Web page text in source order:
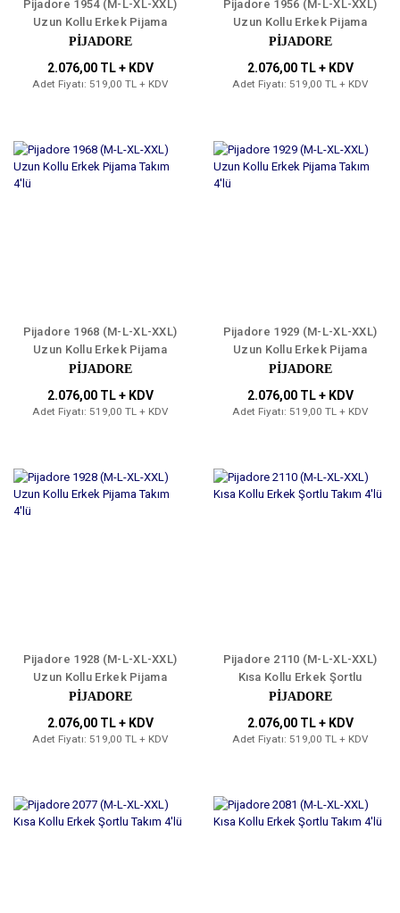
Pijadore 1954 (M-L-XL-XXL)
Uzun Kollu Erkek Pijama
Takım 4'lü
PİJADORE
2.076,00 TL + KDV
Adet Fiyatı: 519,00 TL + KDV
Pijadore 1956 (M-L-XL-XXL)
Uzun Kollu Erkek Pijama
Takım 4'lü
PİJADORE
2.076,00 TL + KDV
Adet Fiyatı: 519,00 TL + KDV
Pijadore 1968 (M-L-XL-XXL)
Uzun Kollu Erkek Pijama
Takım 4'lü
PİJADORE
2.076,00 TL + KDV
Adet Fiyatı: 519,00 TL + KDV
Pijadore 1929 (M-L-XL-XXL)
Uzun Kollu Erkek Pijama
Takım 4'lü
PİJADORE
2.076,00 TL + KDV
Adet Fiyatı: 519,00 TL + KDV
Pijadore 1928 (M-L-XL-XXL)
Uzun Kollu Erkek Pijama
Takım 4'lü
PİJADORE
2.076,00 TL + KDV
Adet Fiyatı: 519,00 TL + KDV
Pijadore 2110 (M-L-XL-XXL)
Kısa Kollu Erkek Şortlu
Takım 4'lü
PİJADORE
2.076,00 TL + KDV
Adet Fiyatı: 519,00 TL + KDV